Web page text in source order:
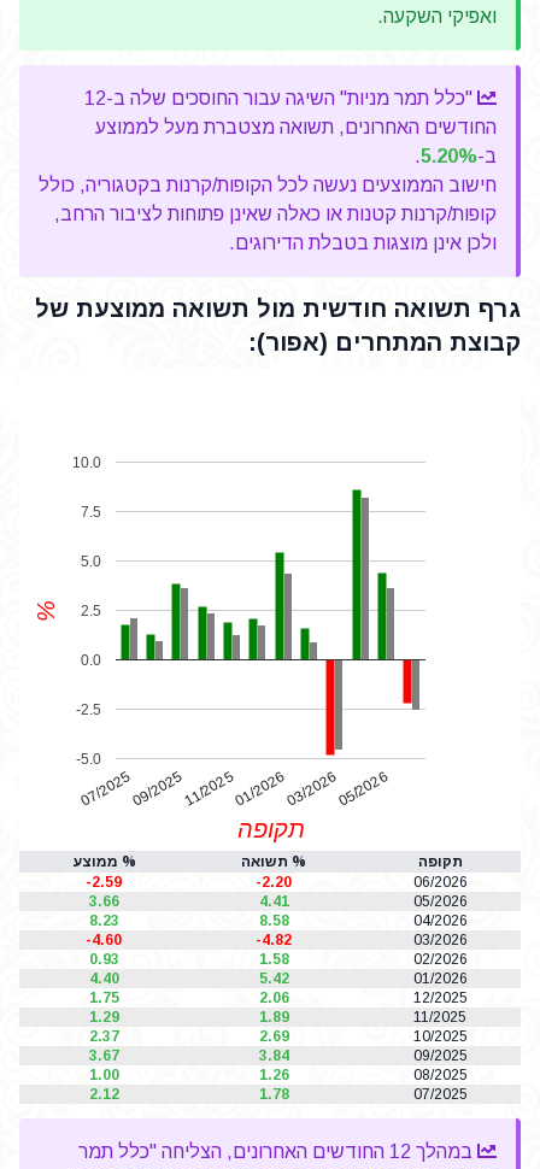
ואפיקי השקעה.
"כלל תמר מניות" השיגה עבור החוסכים שלה ב-12
החודשים האחרונים, תשואה מצטברת מעל לממוצע
ב-5.20%
.
חישוב הממוצעים נעשה לכל הקופות/קרנות בקטגוריה, כולל
קופות/קרנות קטנות או כאלה שאינן פתוחות לציבור הרחב,
ולכן אינן מוצגות בטבלת הדירוגים.
גרף תשואה חודשית מול תשואה ממוצעת של
קבוצת המתחרים (אפור):
07/202509/202511/202501/202603/202605/2026
-5.0
-2.5
0.0
2.5
5.0
7.5
10.0
תקופה
%
תקופה % תשואה
% ממוצע
06/2026
-2.20
-2.59
05/2026
4.41
3.66
04/2026
8.58
8.23
03/2026
-4.82
-4.60
02/2026
1.58
0.93
01/2026
5.42
4.40
12/2025
2.06
1.75
11/2025
1.89
1.29
10/2025
2.69
2.37
09/2025
3.84
3.67
08/2025
1.26
1.00
07/2025
1.78
2.12
במהלך 12 החודשים האחרונים, הצליחה "כלל תמר